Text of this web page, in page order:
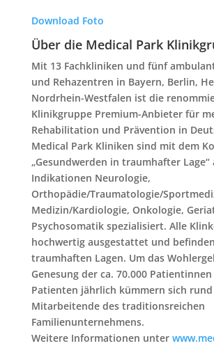
Download Foto
Über die Medical Park
Mit 13 Fachkliniken und fünf
und Rehazentren in Bayern, Berlin,
Nordrhein-Westfalen ist die
Klinikgruppe Premium-Anbieter für
Rehabilitation und Prävention in
Medical Park Kliniken sind mit dem
„Gesundwerden in traumhafter Lage“
Indikationen Neurologie,
Orthopädie/Traumatologie/
Medizin/Kardiologie, Onkologie,
Psychosomatik spezialisiert. Alle
hochwertig ausgestattet und
traumhaften Lagen. Um das
Genesung der ca. 70.000
Patienten jährlich kümmern sich rund
Mitarbeitende des traditionsreichen
Familienunternehmens.
Weitere Informationen unter